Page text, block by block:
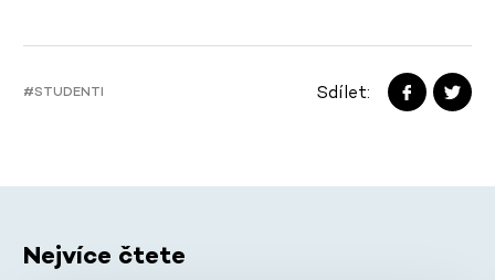
#STUDENTI Sdílet:
Nejvíce čtete